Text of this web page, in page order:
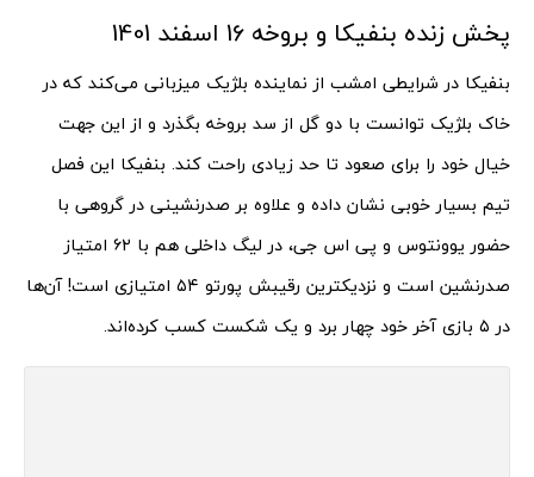
پخش زنده بنفیکا و بروخه 16 اسفند 1401
بنفیکا در شرایطی امشب از نماینده بلژیک میزبانی می‌کند که در
خاک بلژیک توانست با دو گل از سد بروخه بگذرد و از این جهت
خیال خود را برای صعود تا حد زیادی راحت کند. بنفیکا این فصل
تیم بسیار خوبی نشان داده و علاوه بر صدرنشینی در گروهی با
حضور یوونتوس و پی اس جی، در لیگ داخلی هم با ۶۲ امتیاز
صدرنشین است و نزدیکترین رقیبش پورتو ۵۴ امتیازی است! آن‌ها
در ۵ بازی آخر خود چهار برد و یک شکست کسب کرده‌اند.